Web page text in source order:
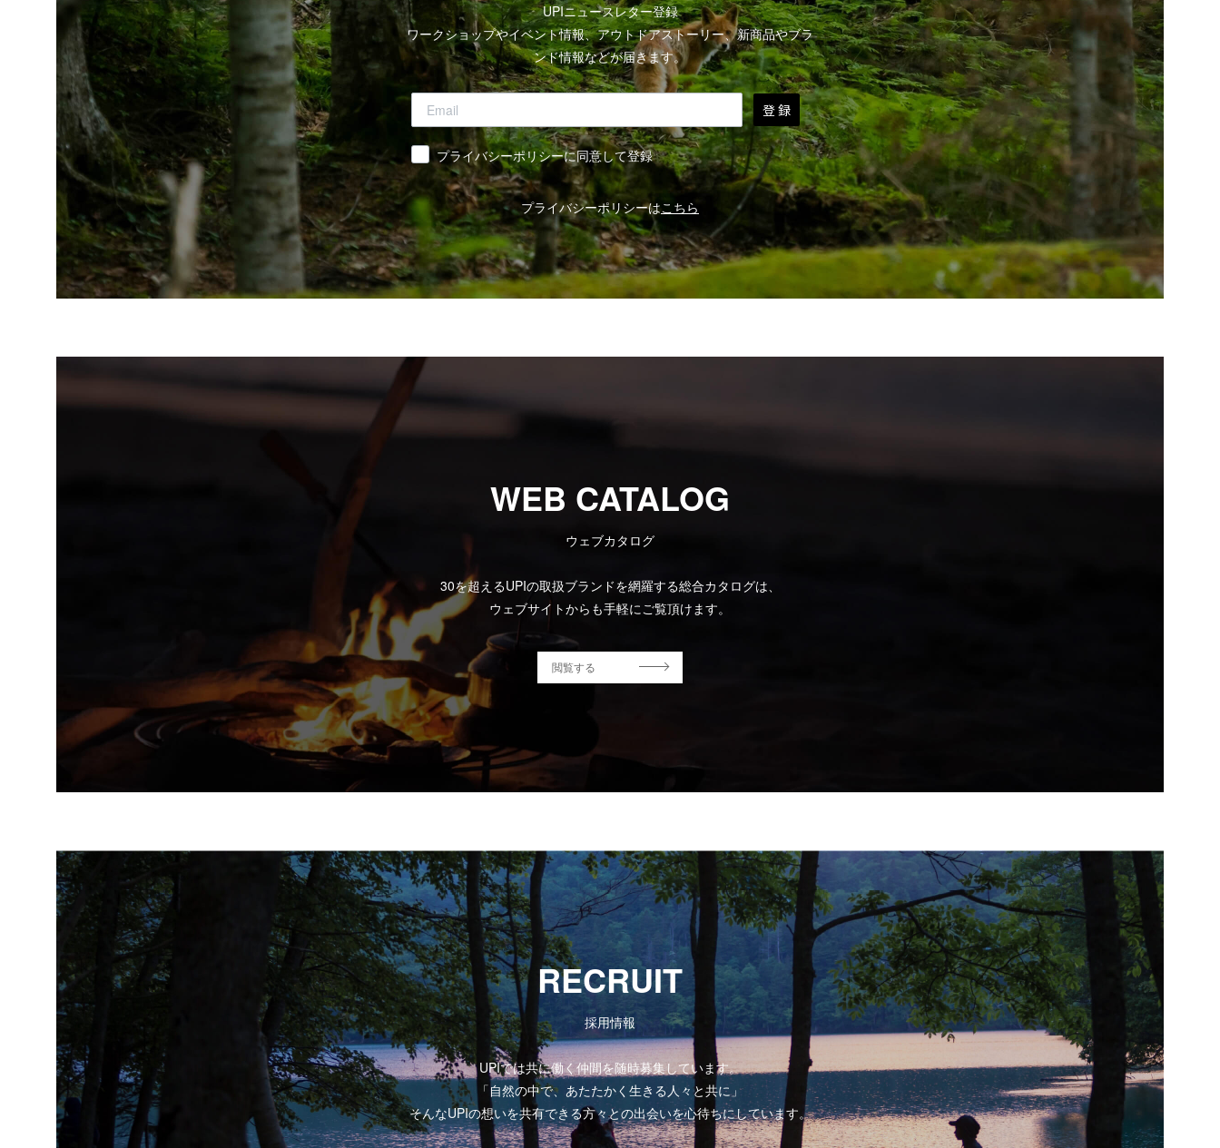
UPIニュースレター登録
ワークショップやイベント情報、アウトドアストーリー、新商品やブラ
ンド情報などが届きます。
登 録
同意プライバシーポリシーに同意して登録
プライバシーポリシーはこちら
WEB CATALOG
ウェブカタログ
30を超えるUPIの取扱ブランドを網羅する総合カタログは、
ウェブサイトからも手軽にご覧頂けます。
閲覧する
RECRUIT
採用情報
UPIでは共に働く仲間を随時募集しています。
「自然の中で、あたたかく生きる人々と共に」
そんなUPIの想いを共有できる方々との出会いを心待ちにしています。